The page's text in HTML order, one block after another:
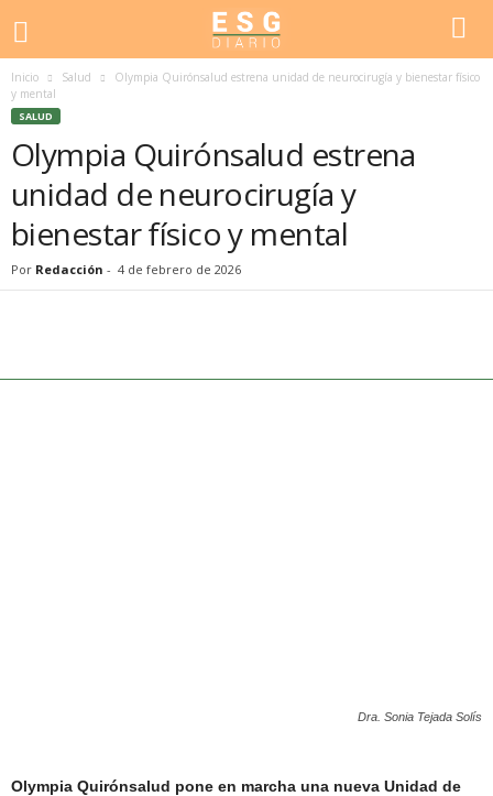
Inicio Salud
Olympia Quirónsalud estrena unidad de neurocirugía y bienestar físico
y mental
SALUD
Olympia Quirónsalud estrena
unidad de neurocirugía y
bienestar físico y mental
Por Redacción - 4 de febrero de 2026
Dra. Sonia Tejada Solís
Olympia Quirónsalud pone en marcha una nueva Unidad de